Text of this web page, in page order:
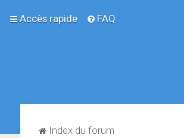
Accès rapide FAQ
Index du forum